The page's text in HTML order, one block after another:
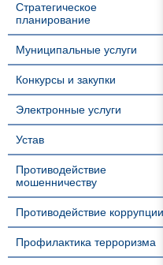
Стратегическое
планирование
Муниципальные услуги
Конкурсы и закупки
Электронные услуги
Устав
Противодействие
мошенничеству
Противодействие коррупции
Профилактика терроризма